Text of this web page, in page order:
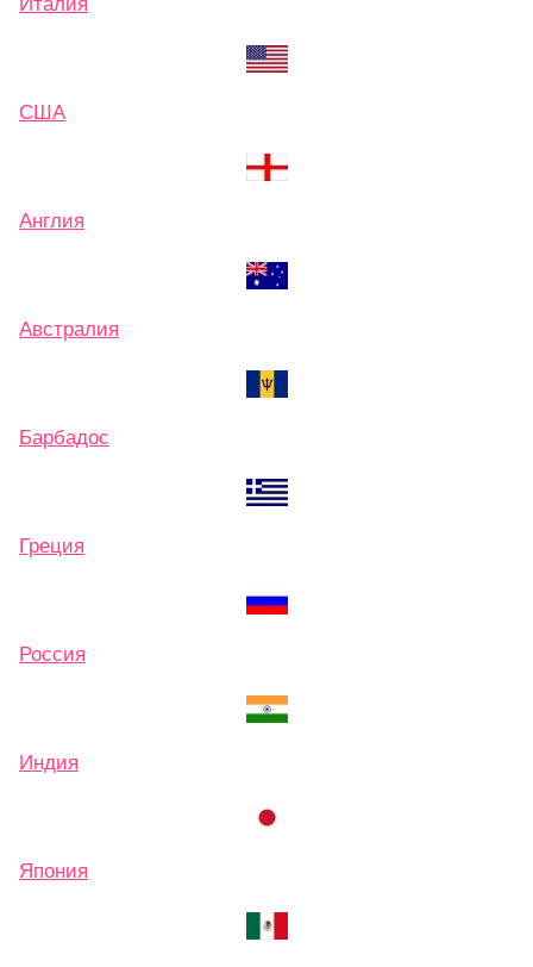
США
Англия
Австралия
Барбадос
Греция
Россия
Индия
Япония